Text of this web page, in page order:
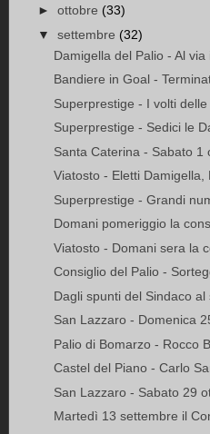
► ottobre (33)
▼ settembre (32)
Damigella del Palio - Al via
Bandiere in Goal -
Superprestige - I volti delle
Superprestige - Sedici le
Santa Caterina - Sabato 1
Viatosto - Eletti
Superprestige - Grandi
Domani pomeriggio la
Viatosto - Domani sera la
Consiglio del Palio -
Dagli spunti del Sindaco al
San Lazzaro - Domenica
Palio di Bomarzo - Rocco
Castel del Piano - Carlo
San Lazzaro - Sabato 29
Martedì 13 settembre il